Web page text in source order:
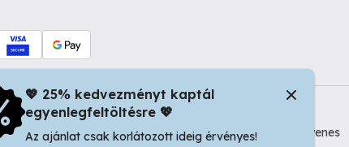
Oradea 410346, Romania | Tax ID: RO44483373 -
Ingyenes
💖 25% kedvezményt kaptál
egyenlegfeltöltésre 💖
Az ajánlat csak korlátozott ideig érvényes!